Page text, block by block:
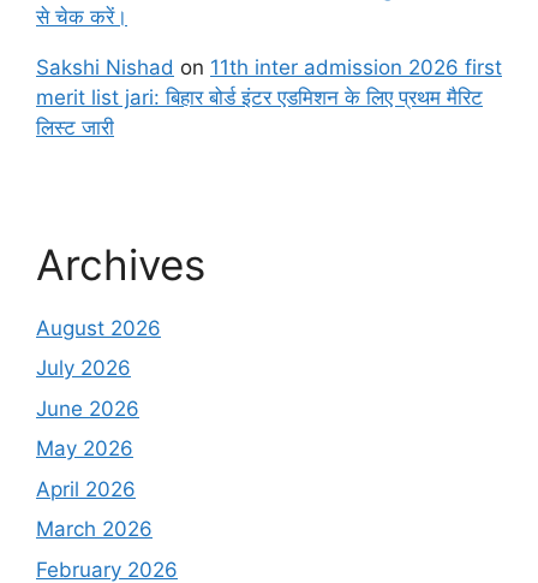
से चेक करें।
Sakshi Nishad on 11th inter admission 2026 first
merit list jari: बिहार बोर्ड इंटर एडमिशन के लिए प्रथम मैरिट
लिस्ट जारी
Archives
August 2026
July 2026
June 2026
May 2026
April 2026
March 2026
February 2026